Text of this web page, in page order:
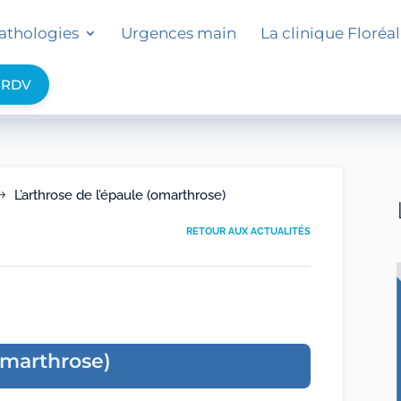
Urgences main La clinique Floréal
L’arthrose de l’épaule (omarthrose)
RETOUR AUX ACTUALITÉS